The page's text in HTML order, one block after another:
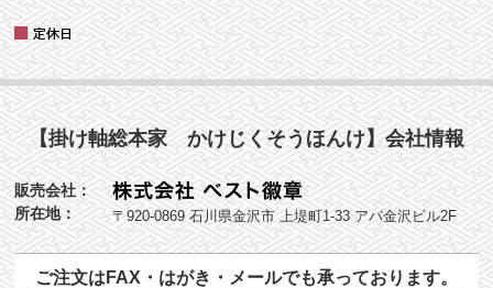
【掛け軸総本家 かけじくそうほんけ】会社情報
販売会社：
所在地：
〒920-0869 石川県金沢市 上堤町1-33 アパ金沢ビル2F
ご注文はFAX・はがき・メールでも承っております。